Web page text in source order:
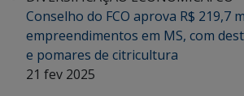
Conselho do FCO aprova R$ 219,7
empreendimentos em MS, com
e pomares de citricultura
21 fev 2025